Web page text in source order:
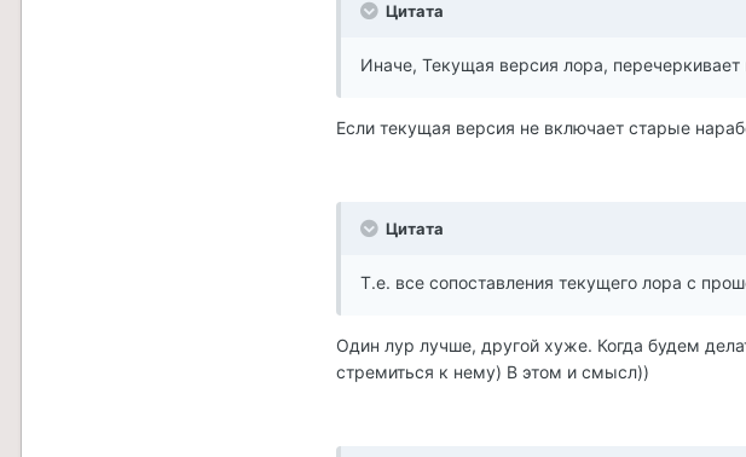
Цитата
Иначе, Текущая версия лора,
Если текущая версия не включает старые
Цитата
Т.е. все сопоставления текущего лора с
Один лур лучше, другой хуже. Когда будем
стремиться к нему) В этом и смысл))